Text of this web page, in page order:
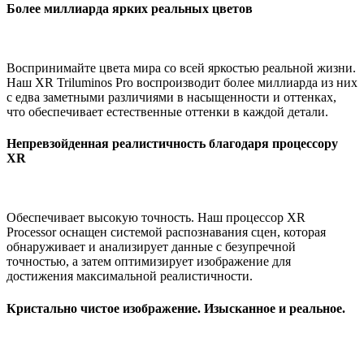
Более миллиарда ярких реальных цветов
Воспринимайте цвета мира со всей яркостью реальной жизни.
Наш XR Triluminos Pro воспроизводит более миллиарда из них
с едва заметными различиями в насыщенности и оттенках,
что обеспечивает естественные оттенки в каждой детали.
Непревзойденная реалистичность благодаря процессору
XR
Обеспечивает высокую точность. Наш процессор XR
Processor оснащен системой распознавания сцен, которая
обнаруживает и анализирует данные с безупречной
точностью, а затем оптимизирует изображение для
достижения максимальной реалистичности.
Кристально чистое изображение. Изысканное и реальное.